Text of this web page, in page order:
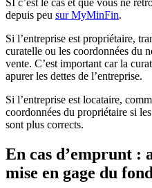
depuis peu sur MyMinFin.
Si l’entreprise est propriétaire,
curatelle ou les coordonnées du
vente. C’est important car la
apurer les dettes de l’entreprise.
Si l’entreprise est locataire,
coordonnées du propriétaire si
sont plus corrects.
En cas d’emprunt :
mise en gage du